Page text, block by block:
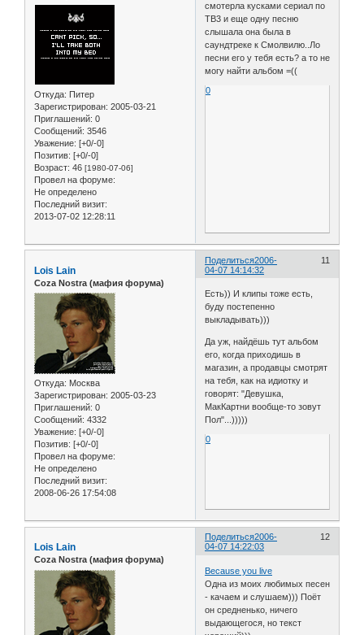
Откуда: Питер
Зарегистрирован: 2005-03-21
Приглашений: 0
Сообщений: 3546
Уважение: [+0/-0]
Позитив: [+0/-0]
Возраст: 46 [1980-07-06]
Провел на форуме:
Не определено
Последний визит:
2013-07-02 12:28:11
смотерла кусками сериал по
ТВ3 и еще одну песню
слышала она была в
саундтреке к Смолвилю..Ло
песни его у тебя есть? а то не
могу найти альбом =((
0
Поделиться 11
2006-
04-07 14:14:32
Lois Lain
Coza Nostra (мафия форума)
Откуда: Москва
Зарегистрирован: 2005-03-23
Приглашений: 0
Сообщений: 4332
Уважение: [+0/-0]
Позитив: [+0/-0]
Провел на форуме:
Не определено
Последний визит:
2008-06-26 17:54:08
Есть)) И клипы тоже есть,
буду постепенно
выкладывать)))
Да уж, найдёшь тут альбом
его, когда приходишь в
магазин, а продавцы смотрят
на тебя, как на идиотку и
говорят: "Девушка,
МакКартни вообще-то зовут
Пол"...)))))
0
Поделиться 12
2006-
04-07 14:22:03
Lois Lain
Coza Nostra (мафия форума)
Because you live
Одна из моих любимых песен
- качаем и слушаем))) Поёт
он средненько, ничего
выдающегося, но текст